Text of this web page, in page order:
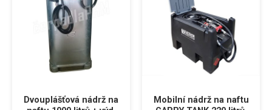
Dvouplášťová nádrž na
Mobilní nádrž na naftu